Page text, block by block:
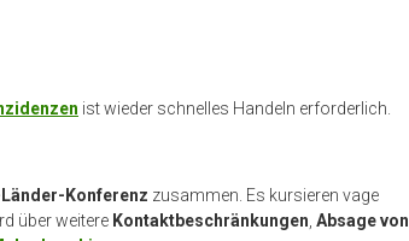
ist wieder schnelles Handeln erforderlich.
Länder-Konferenz zusammen. Es kursieren vage
über weitere Kontaktbeschränkungen Absage von